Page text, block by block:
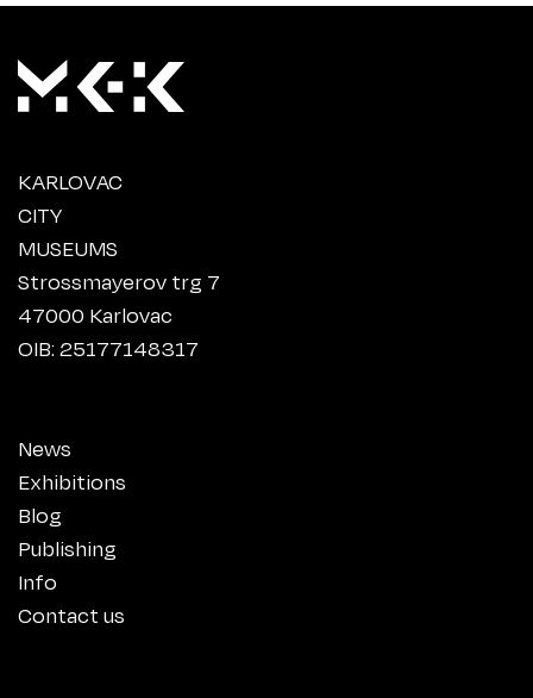
KARLOVAC
CITY
MUSEUMS
Strossmayerov trg 7
47000 Karlovac
OIB: 25177148317
News
Exhibitions
Blog
Publishing
Info
Contact us